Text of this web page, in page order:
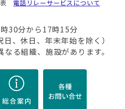
表 電話リレーサービスについて
30分から17時15分
日、休日、年末年始を除く）
る組織、施設があります。